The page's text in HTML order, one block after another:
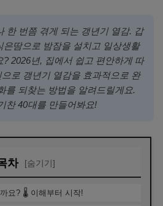
한 번쯤 겪게 되는 갱년기 열감. 갑
은땀으로 밤잠을 설치고 일상생활
2026년, 집에서 쉽고 편안하게 따
로 갱년기 열감을 효과적으로 완
를 되찾는 방법을 알려드릴게요.
찬 40대를 만들어봐요!
차 [숨기기]
요? 🌡️ 이해부터 시작!